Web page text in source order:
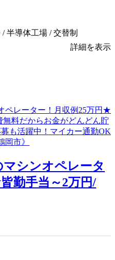
半導体工場 / 交替制
詳細を表示
シンオペレータ
勤手当～2万円/